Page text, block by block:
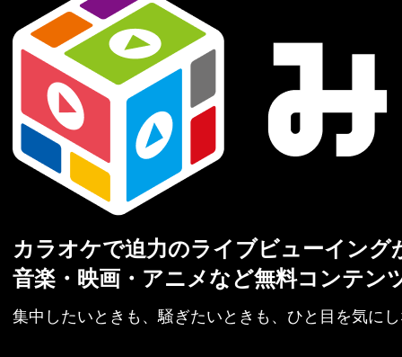
カラオケで迫力のライブビューイング
音楽・映画・アニメなど無料コンテン
集中したいときも、騒ぎたいときも、ひと目を気に